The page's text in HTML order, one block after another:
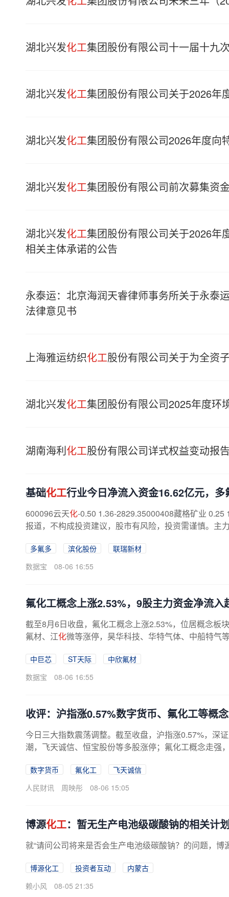
湖北兴发化工集团股份有限公司十一届十九
湖北兴发化工集团股份有限公司关于2026年
湖北兴发化工集团股份有限公司2026年度向
湖北兴发化工集团股份有限公司前次募集资
湖北兴发化工集团股份有限公司关于2026年
相关主体承诺的公告
永泰运：北京海润天睿律师事务所关于永泰
法律意见书
上海雅运纺织化工股份有限公司关于为全资
湖北兴发化工集团股份有限公司2025年度环
湖南海利化工股份有限公司详式权益变动报
基础化工行业今日净流入资金16.62亿元，
600096云天化-0.50 1.36-2829.35000408藏格矿业
报道，不构成投资建议，股市有风险，投资需谨慎。主
多氟多 滨化股份
联瑞新材
数据宝
08-06 16:55
氟化工概念上涨2.53%，9股主力资金净流入
截至8月6日收盘，氟化工概念上涨2.53%，位居概念板
氟材、江化微等涨停，昊华科技、华特气体、中船特气
中巨芯 ST天际
中欣氟材
数据宝
08-06 16:55
收评：沪指涨0.57%数字货币、氟化工等概
今日三大指数震荡调整。截至收盘，沪指涨0.57%，深
潮，飞天诚信、恒宝股份等多股涨停；氟化工概念走强
数字货币 氟化工
飞天诚信
人民财讯
周映彤 08-06 15:05
博源化工：暂无生产电池级碳酸钠的相关计
就“请问公司将来是否会生产电池级碳酸钠？的问题，博
博源化工 投资者互动
内蒙古
赖小风
08-05 21:35